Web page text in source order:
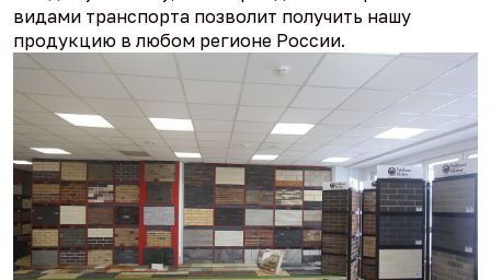
видами транспорта позволит получить нашу
продукцию в любом регионе России.